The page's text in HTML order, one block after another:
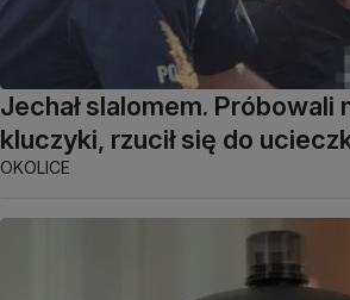
Jechał slalomem. Próbowali
kluczyki, rzucił się do
OKOLICE